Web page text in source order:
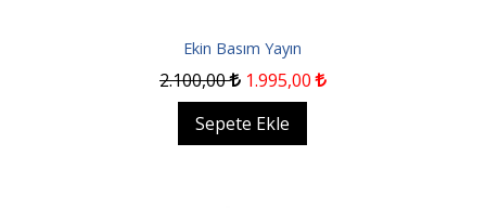
Ekin Basım Yayın
2.100,00 1.995,00
Sepete Ekle